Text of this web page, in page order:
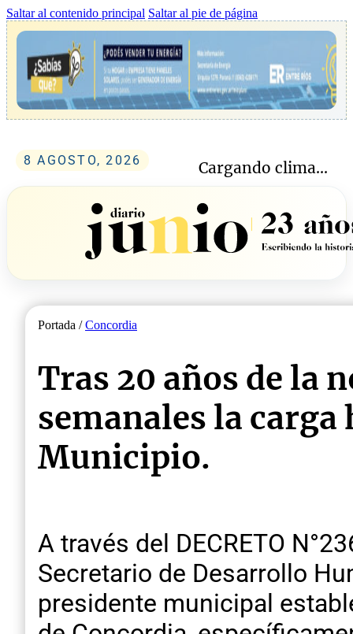
Saltar al contenido principal Saltar al pie de página
8 AGOSTO, 2026 Cargando clima...
Portada /Concordia
Tras 20 años de la
semanales la
Municipio.
A través del DECRETO
Secretario de Desarrollo
presidente municipal